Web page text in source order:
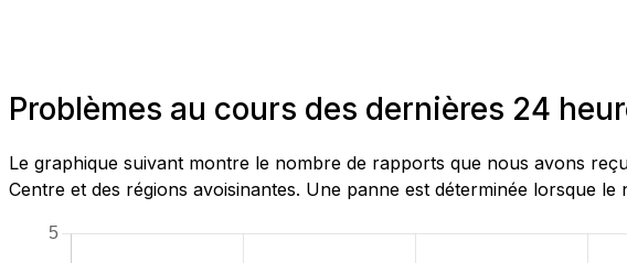
Problèmes au cours des dernières 24
Le graphique suivant montre le nombre de rapports que nous avons
Centre et des régions avoisinantes. Une panne est déterminée lorsque